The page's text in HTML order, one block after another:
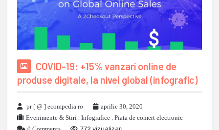
COVID-19: +15% vanzari online de
produse digitale, la nivel global (infografic)
pr [ @ ] ecompedia ro
aprilie 30, 2020
Evenimente & Stiri , Infografice , Piata de comert electronic